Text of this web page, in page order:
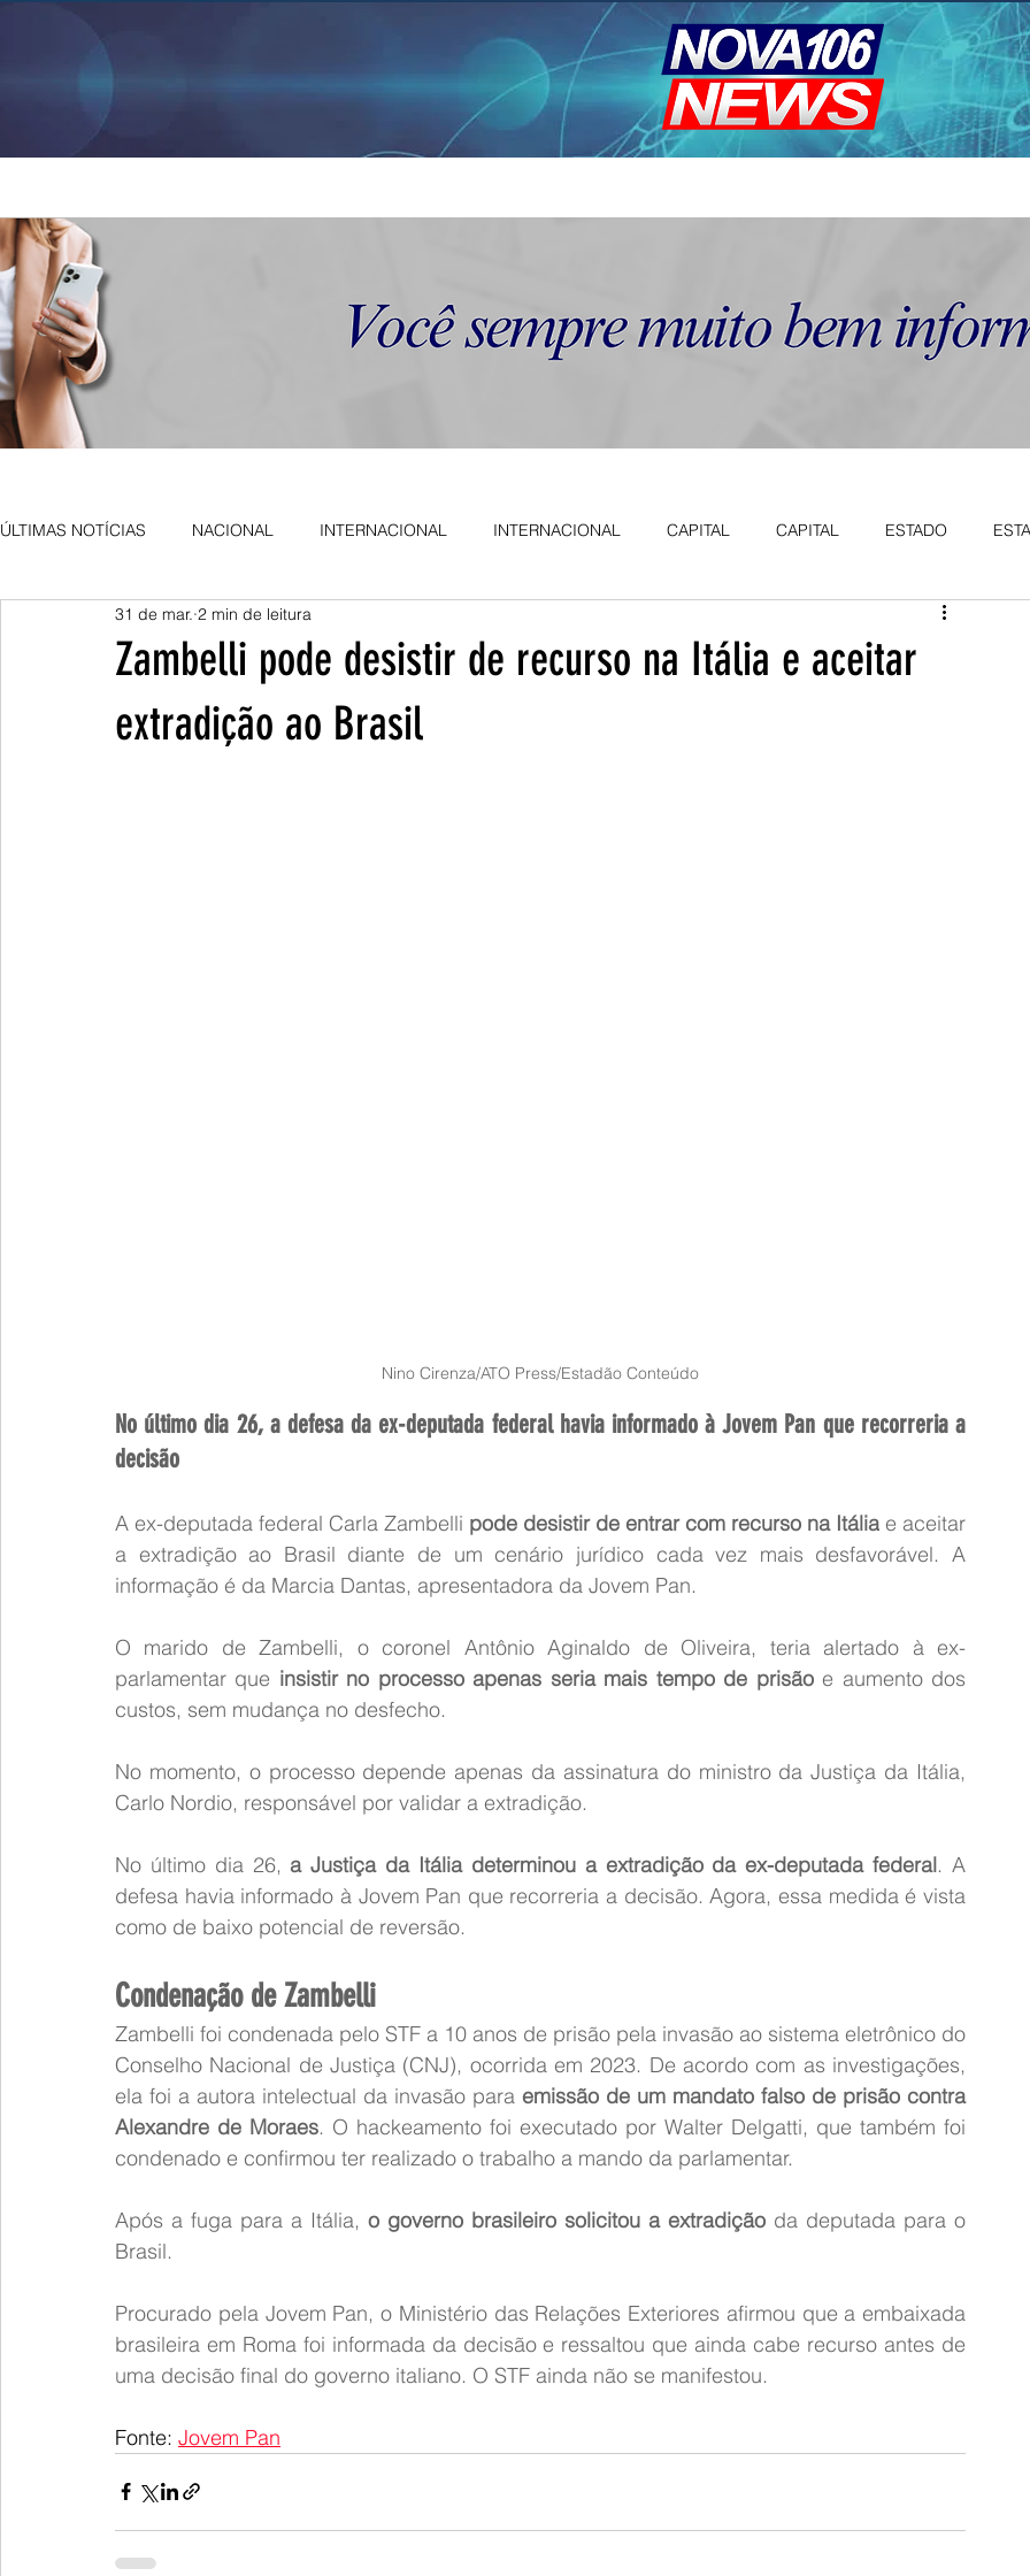
ÚLTIMAS NOTÍCIAS NACIONAL INTERNACIONAL INTERNACIONAL CAPITAL CAPITAL ESTADO
AGRO NEWS DESTAQUE
Zambelli pode desistir de recurso na Itália e aceitar
extradição ao Brasil
31 de mar. 2 min de leitura
Nino Cirenza/ATO Press/Estadão Conteúdo
No último dia 26, a defesa da ex-deputada federal havia informado à Jovem Pan que recorreria a
decisão
A ex-deputada federal Carla Zambelli pode desistir de entrar com recurso na Itália e aceitar
a extradição ao Brasil diante de um cenário jurídico cada vez mais desfavorável. A
informação é da Marcia Dantas, apresentadora da Jovem Pan.
O marido de Zambelli, o coronel Antônio Aginaldo de Oliveira, teria alertado à ex-
parlamentar que insistir no processo apenas seria mais tempo de prisão e aumento dos
custos, sem mudança no desfecho.
No momento, o processo depende apenas da assinatura do ministro da Justiça da Itália,
Carlo Nordio, responsável por validar a extradição.
No último dia 26, a Justiça da Itália determinou a extradição da ex-deputada federal. A
defesa havia informado à Jovem Pan que recorreria a decisão. Agora, essa medida é vista
como de baixo potencial de reversão.
Condenação de Zambelli
Zambelli foi condenada pelo STF a 10 anos de prisão pela invasão ao sistema eletrônico do
Conselho Nacional de Justiça (CNJ), ocorrida em 2023. De acordo com as investigações,
ela foi a autora intelectual da invasão para emissão de um mandato falso de prisão contra
Alexandre de Moraes. O hackeamento foi executado por Walter Delgatti, que também foi
condenado e confirmou ter realizado o trabalho a mando da parlamentar.
Após a fuga para a Itália, o governo brasileiro solicitou a extradição da deputada para o
Brasil.
Procurado pela Jovem Pan, o Ministério das Relações Exteriores afirmou que a embaixada
brasileira em Roma foi informada da decisão e ressaltou que ainda cabe recurso antes de
uma decisão final do governo italiano. O STF ainda não se manifestou.
Fonte: Jovem Pan